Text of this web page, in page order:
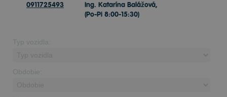
0911725493
Ing. Katarína Balážová,
(Po-Pi 8:00-15:30)
Typ vozidla:
Obdobie: